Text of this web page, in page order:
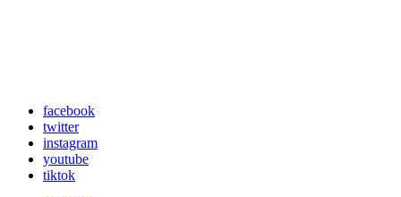
facebook
twitter
instagram
youtube
tiktok